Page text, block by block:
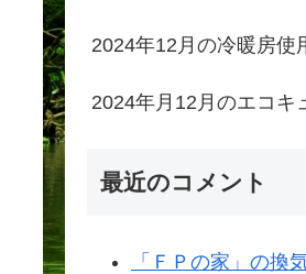
2024年12月の冷暖房使
2024年月12月のエコキ
最近のコメント
「ＦＰの家」の換